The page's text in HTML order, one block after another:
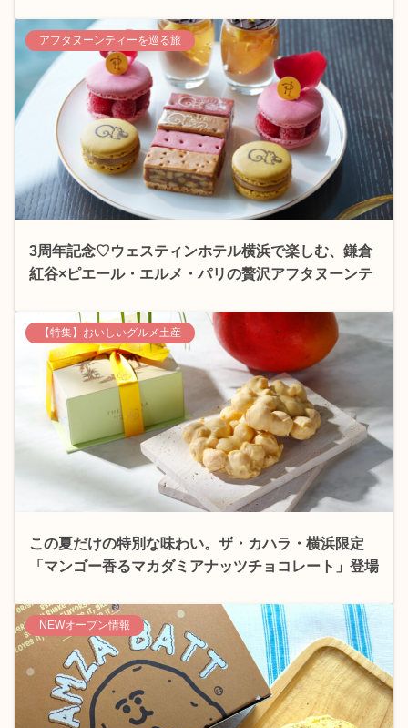
アフタヌーンティーを巡る旅
3周年記念♡ウェスティンホテル横浜で楽しむ、鎌倉
紅谷×ピエール・エルメ・パリの贅沢アフタヌーンテ
【特集】おいしいグルメ土産
この夏だけの特別な味わい。ザ・カハラ・横浜限定
「マンゴー香るマカダミアナッツチョコレート」登場
NEWオープン情報